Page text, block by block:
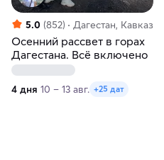
5.0 (852) Дагестан, Кавказ
Осенний рассвет в горах
Дагестана. Всё включено
4 дня 10 – 13 авг. +25 дат